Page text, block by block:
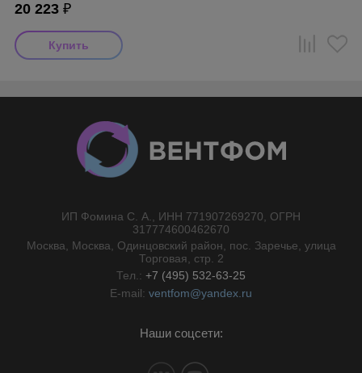
20 223 ₽
ИП Фомина С. А., ИНН 771907269270, ОГРН
317774600462670
Москва, Москва, Одинцовский район, пос. Заречье, улица
Торговая, стр. 2
Тел.: +7 (495) 532-63-25
E-mail: ventfom@yandex.ru
Наши соцсети: